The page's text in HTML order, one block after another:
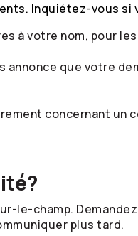
Inquiétez-vous si
à votre nom, pour
annonce que votre
concernant
le-champ.
plus tard.